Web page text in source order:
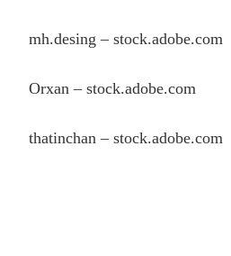
mh.desing – stock.adobe.com
Orxan – stock.adobe.com
thatinchan – stock.adobe.com